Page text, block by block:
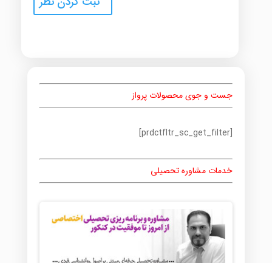
جست و جوی محصولات پرواز
[prdctfltr_sc_get_filter]
خدمات مشاوره تحصیلی